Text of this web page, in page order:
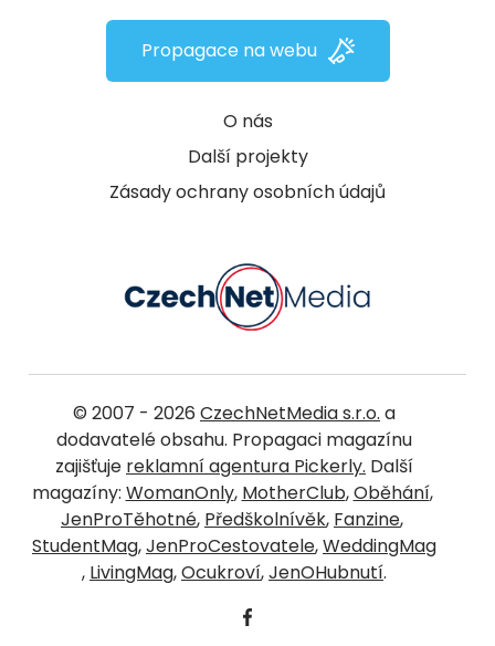
O nás
Další projekty
Zásady ochrany osobních údajů
Propagace na webu
© 2007 - 2026 CzechNetMedia s.r.o. a
dodavatelé obsahu. Propagaci magazínu
zajišťuje reklamní agentura Pickerly. Další
magazíny: WomanOnly, MotherClub,Oběhání,
JenProTěhotné, Předškolnívěk, Fanzine,
StudentMag,JenProCestovatele,WeddingMag
, LivingMag,Ocukroví,JenOHubnutí.